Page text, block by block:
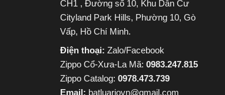
CH1 , Đường số 10, Khu Dân Cư
Cityland Park Hills, Phường 10, Gò
Vấp, Hồ Chí Minh.
Điện thoại: Zalo/Facebook
Zippo Cổ-Xưa-La Mã: 0983.247.815
Zippo Catalog: 0978.473.739
Email: batluariovn@gmail.com